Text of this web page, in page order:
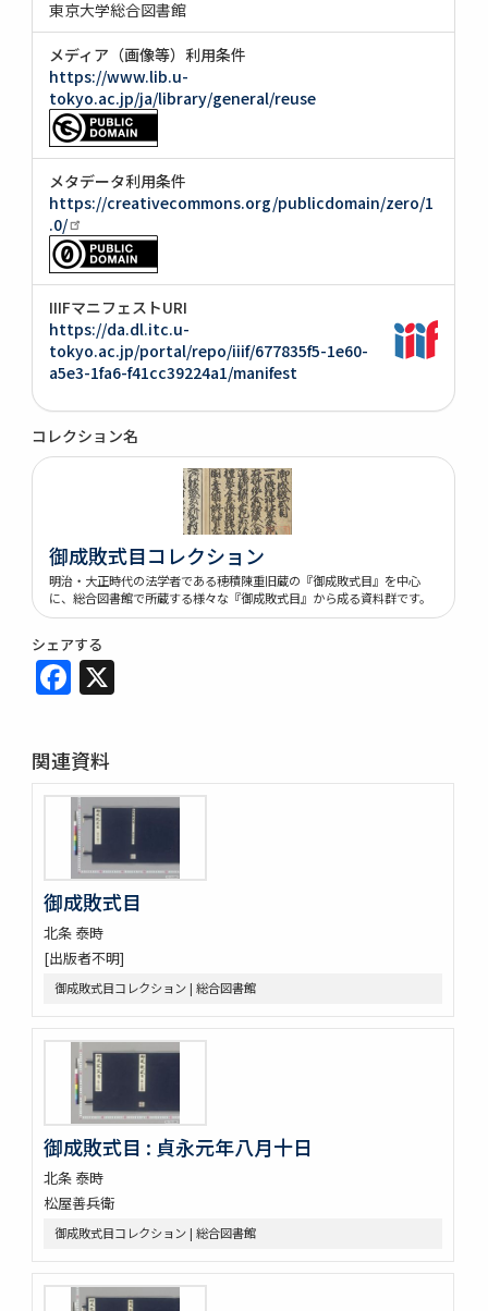
東京大学総合図書館
メディア（画像等）利用条件
https://www.lib.u-
tokyo.ac.jp/ja/library/general/reuse
メタデータ利用条件
https://creativecommons.org/publicdomain/zero/1
.0/
IIIFマニフェストURI
https://da.dl.itc.u-
tokyo.ac.jp/portal/repo/iiif/677835f5-1e60-
a5e3-1fa6-f41cc39224a1/manifest
コレクション名
御成敗式目コレクション
明治・大正時代の法学者である穂積陳重旧蔵の『御成敗式目』を中心
に、総合図書館で所蔵する様々な『御成敗式目』から成る資料群です。
シェアする
Facebook
関連資料
御成敗式目
北条 泰時
[出版者不明]
御成敗式目コレクション | 総合図書館
御成敗式目 : 貞永元年八月十日
北条 泰時
松屋善兵衛
御成敗式目コレクション | 総合図書館